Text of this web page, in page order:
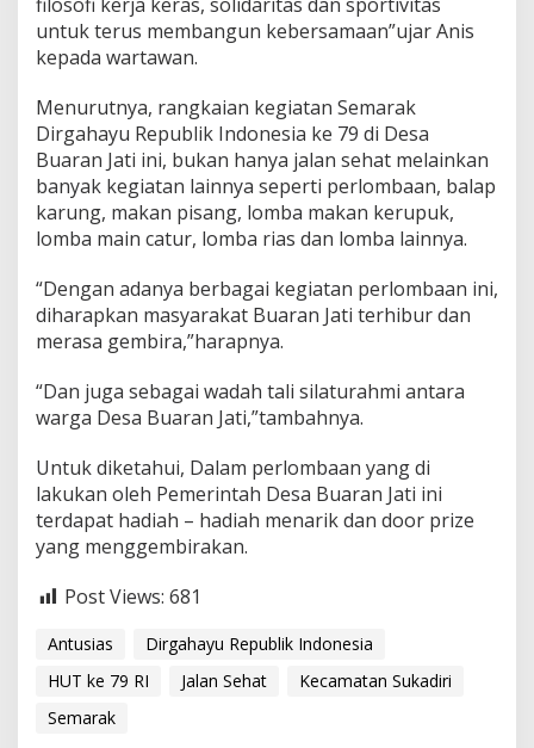
a
y
u
I
k
e
7
9
untuk terus membangun kebersamaan”ujar Anis
kepada wartawan.
Menurutnya, rangkaian kegiatan Semarak
Dirgahayu Republik Indonesia ke 79 di Desa
Buaran Jati ini, bukan hanya jalan sehat melainkan
banyak kegiatan lainnya seperti perlombaan, balap
karung, makan pisang, lomba makan kerupuk,
lomba main catur, lomba rias dan lomba lainnya.
“Dengan adanya berbagai kegiatan perlombaan ini,
diharapkan masyarakat Buaran Jati terhibur dan
merasa gembira,”harapnya.
“Dan juga sebagai wadah tali silaturahmi antara
warga Desa Buaran Jati,”tambahnya.
Untuk diketahui, Dalam perlombaan yang di
lakukan oleh Pemerintah Desa Buaran Jati ini
terdapat hadiah – hadiah menarik dan door prize
yang menggembirakan.
Post Views: 681
Antusias
Dirgahayu Republik Indonesia
HUT ke 79 RI
Jalan Sehat
Kecamatan Sukadiri
Semarak